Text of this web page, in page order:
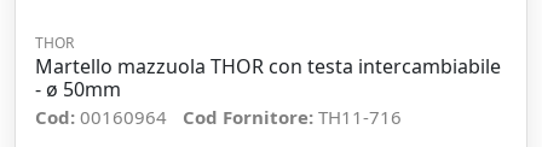
THOR
Martello mazzuola THOR con testa intercambiabile
- ø 50mm
Cod: 00160964 Cod Fornitore: TH11-716